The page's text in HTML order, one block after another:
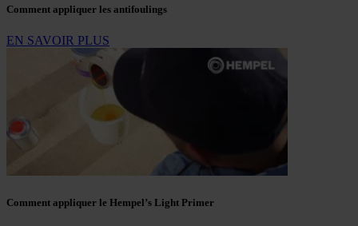
Comment appliquer les antifoulings
EN SAVOIR PLUS
Comment appliquer le Hempel’s Light Primer